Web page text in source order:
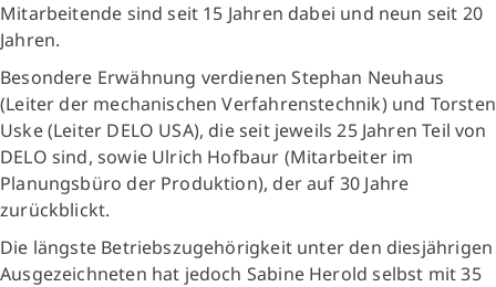
Mitarbeitende sind seit 15 Jahren dabei und neun seit 20
Jahren.
Besondere Erwähnung verdienen Stephan Neuhaus
(Leiter der mechanischen Verfahrenstechnik) und Torsten
Uske (Leiter DELO USA), die seit jeweils 25 Jahren Teil von
DELO sind, sowie Ulrich Hofbaur (Mitarbeiter im
Planungsbüro der Produktion), der auf 30 Jahre
zurückblickt.
Die längste Betriebszugehörigkeit unter den diesjährigen
Ausgezeichneten hat jedoch Sabine Herold selbst mit 35